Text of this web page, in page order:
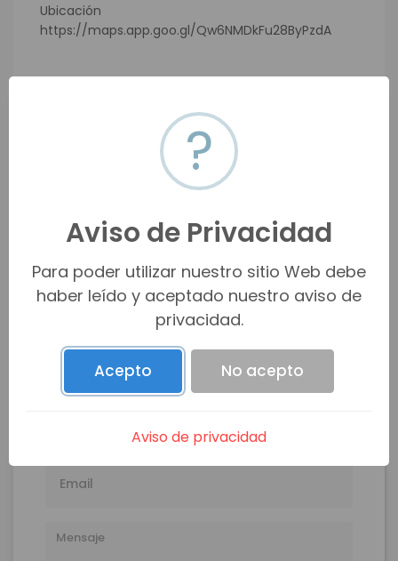
Ubicación
https://maps.app.goo.gl/Qw6NMDkFu28ByPzdA
correodesarrollos@gmail.com
(662) 315-3142
?
Aviso de Privacidad
Para poder utilizar nuestro sitio Web debe
haber leído y aceptado nuestro aviso de
privacidad.
Acepto No acepto
Aviso de privacidad